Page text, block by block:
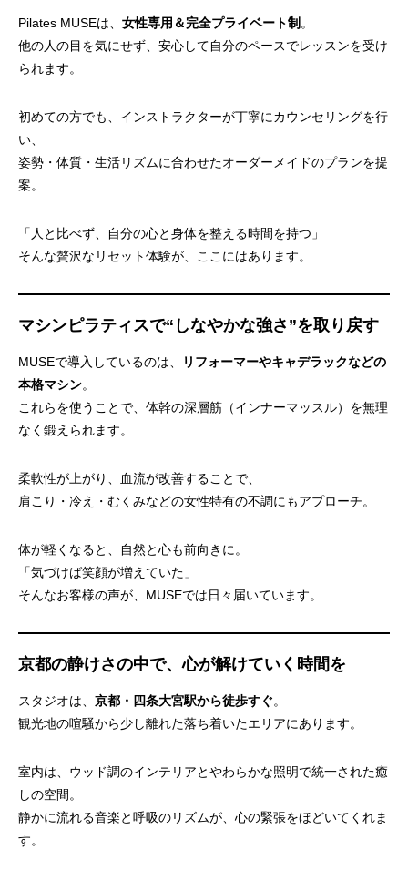
Pilates MUSEは、 女性専用＆完全プライベート制 。
他の人の目を気にせず、安心して自分のペースでレッスンを受け
られます。
初めての方でも、インストラクターが丁寧にカウンセリングを行
い、
姿勢・体質・生活リズムに合わせたオーダーメイドのプランを提
案。
「人と比べず、自分の心と身体を整える時間を持つ」
そんな贅沢なリセット体験が、ここにはあります。
マシンピラティスで“しなやかな強さ”を取り戻す
MUSEで導入しているのは、
リフォーマーやキャデラックなどの
本格マシン。
これらを使うことで、体幹の深層筋（インナーマッスル）を無理
なく鍛えられます。
柔軟性が上がり、血流が改善することで、
肩こり・冷え・むくみなどの女性特有の不調にもアプローチ。
体が軽くなると、自然と心も前向きに。
「気づけば笑顔が増えていた」
そんなお客様の声が、MUSEでは日々届いています。
京都の静けさの中で、心が解けていく時間を
スタジオは、 京都・四条大宮駅から徒歩すぐ。
観光地の喧騒から少し離れた落ち着いたエリアにあります。
室内は、ウッド調のインテリアとやわらかな照明で統一された癒
しの空間。
静かに流れる音楽と呼吸のリズムが、心の緊張をほどいてくれま
す。